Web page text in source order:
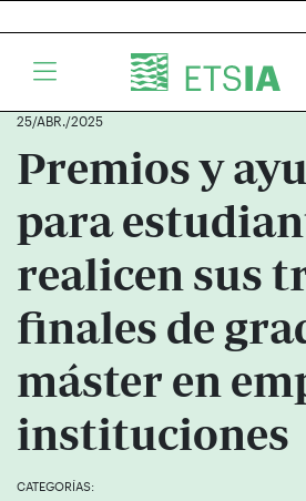
25/ABR./2025
Premios y
para
realicen sus
finales de
máster en
instituciones
CATEGORÍAS: